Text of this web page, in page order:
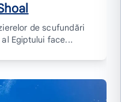
de scufundări
Egiptului face...